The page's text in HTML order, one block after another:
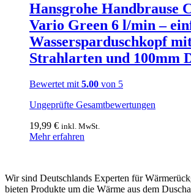
Hansgrohe Handbrause
Vario Green 6 l/min –
Wassersparduschkopf
Strahlarten und 100mm
Bewertet mit 5.00 von 5
Ungeprüfte Gesamtbewertungen
19,99 € inkl. MwSt.
Mehr erfahren
Wir sind Deutschlands Experten für
bieten Produkte um die Wärme aus dem